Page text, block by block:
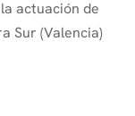
actuación de
Sur (Valencia)